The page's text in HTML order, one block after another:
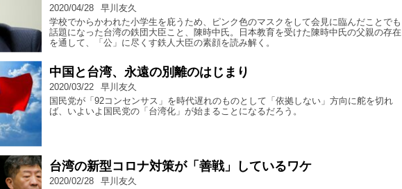
2020/04/28
早川友久
学校でからかわれた小学生を庇うため、ピンク色のマスクをして会見に臨んだことでも
話題になった台湾の鉄団大臣こと、陳時中氏。日本教育を受けた陳時中氏の父親の存在
を通して、「公」に尽くす鉄人大臣の素顔を読み解く。
中国と台湾、永遠の別離のはじまり
2020/03/22
早川友久
国民党が「92コンセンサス」を時代遅れのものとして「依拠しない」方向に舵を切れ
ば、いよいよ国民党の「台湾化」が始まることになるだろう。
台湾の新型コロナ対策が「善戦」しているワケ
2020/02/28
早川友久